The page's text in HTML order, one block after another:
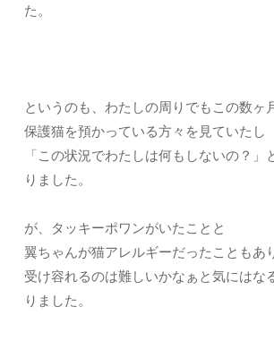
た。
というのも、わたしの周りでもこの数ヶ
保護猫を預かっている方々を見ていたし
「この状況でわたしは何もしないの？」
りました。
が、タッキーポワンがいたことと
翼ちゃんが猫アレルギーだったこともあ
受け容れるのは難しいかなぁと気にはな
りました。